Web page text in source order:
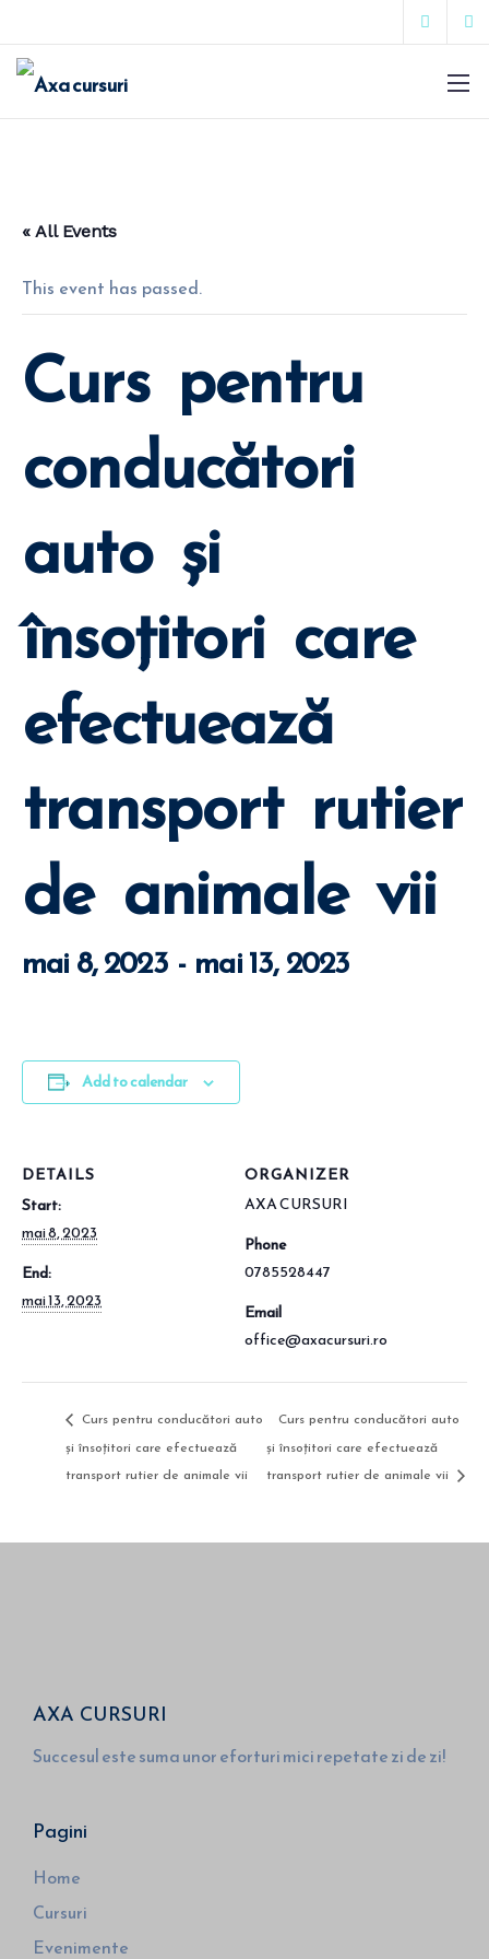
« All Events
This event has passed.
Curs pentru
conducători
auto şi
însoţitori care
efectuează
transport rutier
de animale vii
mai 8, 2023- mai 13, 2023
Add to calendar
DETAILS
Start:
mai 8, 2023
End:
mai 13, 2023
ORGANIZER
AXA CURSURI
Phone
0785528447
Email
office@axacursuri.ro
Curs pentru conducători auto
şi însoţitori care efectuează
transport rutier de animale vii
Curs pentru conducători auto
şi însoţitori care efectuează
transport rutier de animale vii
AXA CURSURI
Succesul este suma unor eforturi mici repetate zi de zi!
Pagini
Home
Cursuri
Evenimente